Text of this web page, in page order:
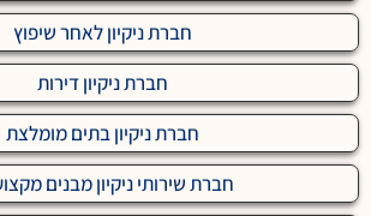
חברת ניקיון לאחר שיפוץ
חברת ניקיון דירות
חברת ניקיון בתים מומלצת
חברת שירותי ניקיון מבנים